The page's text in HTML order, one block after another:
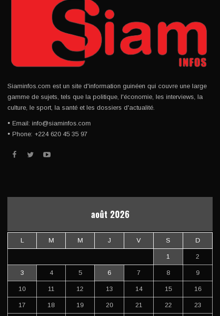
Siaminfos.com est un site d'information guinéen qui couvre une large
gamme de sujets, tels que la politique, l'économie, les interviews, la
culture, le sport, la santé et les dossiers d'actualité.
• Email: info@siaminfos.com
• Phone: +224 620 45 35 97
août 2026
L M M J V S D
1 2
3 4 5 6 7 8 9
10 11 12 13 14 15 16
17 18 19 20 21 22 23